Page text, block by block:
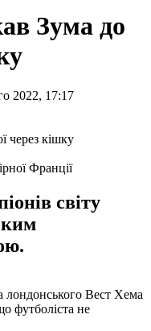
Зума до
2022, 17:17
Франції
світу
Вест Хема
футболіста не